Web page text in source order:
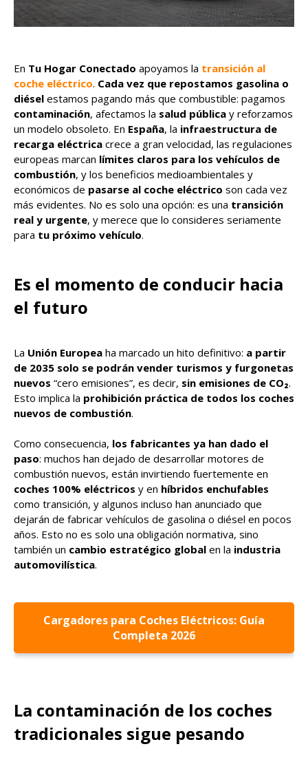
En Tu Hogar Conectado apoyamos la transición al
coche eléctrico. Cada vez que repostamos gasolina o
diésel estamos pagando más que combustible: pagamos
contaminación, afectamos la salud pública y reforzamos
un modelo obsoleto. En España, la infraestructura de
recarga eléctrica crece a gran velocidad, las regulaciones
europeas marcan límites claros para los vehículos de
combustión, y los beneficios medioambientales y
económicos de pasarse al coche eléctrico son cada vez
más evidentes. No es solo una opción: es una transición
real y urgente, y merece que lo consideres seriamente
para tu próximo vehículo.
Es el momento de conducir hacia
el futuro
La Unión Europea ha marcado un hito definitivo: a partir
de 2035 solo se podrán vender turismos y furgonetas
nuevos “cero emisiones”, es decir, sin emisiones de CO₂.
Esto implica la prohibición práctica de todos los coches
nuevos de combustión.
Como consecuencia, los fabricantes ya han dado el
paso: muchos han dejado de desarrollar motores de
combustión nuevos, están invirtiendo fuertemente en
coches 100% eléctricos y en híbridos enchufables
como transición, y algunos incluso han anunciado que
dejarán de fabricar vehículos de gasolina o diésel en pocos
años. Esto no es solo una obligación normativa, sino
también un cambio estratégico global en la industria
automovilística.
Cargadores para Coches Eléctricos: Guía
Completa 2026
La contaminación de los coches
tradicionales sigue pesando